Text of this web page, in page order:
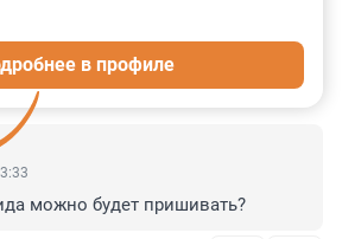
7
в профиле
можно будет пришивать?